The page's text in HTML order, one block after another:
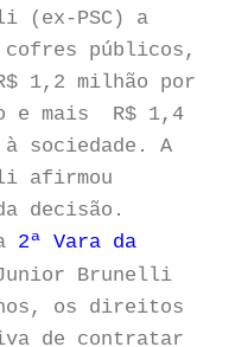
(ex-PSC) a
cofres públicos,
1,2 milhão por
e mais R$ 1,4
sociedade. A
afirmou
decisão.
2ª Vara da
Brunelli
os direitos
de contratar